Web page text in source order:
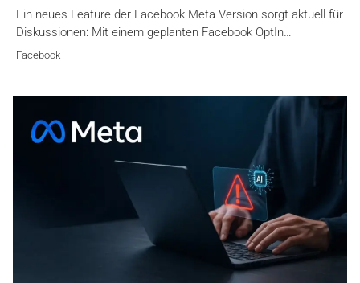
Ein neues Feature der Facebook Meta Version sorgt aktuell für
Diskussionen: Mit einem geplanten Facebook OptIn…
Facebook